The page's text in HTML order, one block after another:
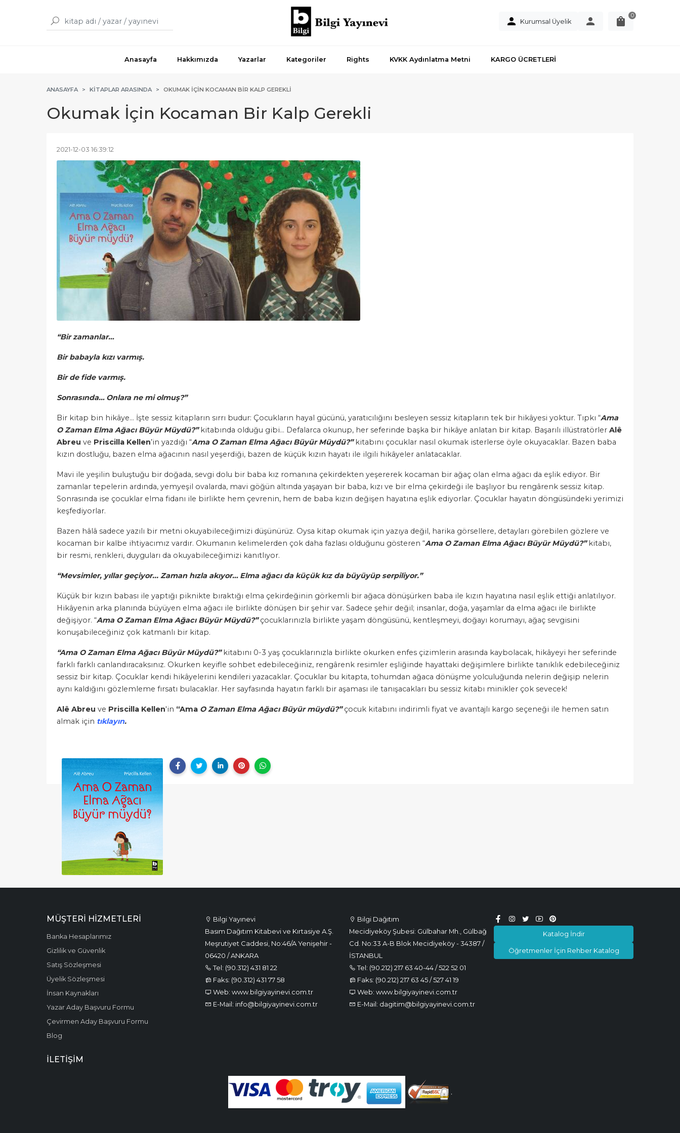
Kurumsal Üyelik
0
Anasayfa Hakkımızda Yazarlar Kategoriler Rights KVKK Aydınlatma Metni KARGO ÜCRETLERİ
ANASAYFA KITAPLAR ARASINDA OKUMAK İÇIN KOCAMAN BIR KALP GEREKLI
Okumak İçin Kocaman Bir Kalp Gerekli
2021-12-03 16:39:12
“Bir zamanlar…
Bir babayla kızı varmış.
Bir de fide varmış.
Sonrasında… Onlara ne mi olmuş?”
Bir kitap bin hikâye… İşte sessiz kitapların sırrı budur: Çocukların hayal gücünü, yaratıcılığını besleyen sessiz kitapların tek bir hikâyesi yoktur. Tıpkı “Ama
O Zaman Elma Ağacı Büyür Müydü?” kitabında olduğu gibi… Defalarca okunup, her seferinde başka bir hikâye anlatan bir kitap. Başarılı illüstratörler Alê
Abreu ve Priscilla Kellen’in yazdığı “Ama O Zaman Elma Ağacı Büyür Müydü?”kitabını çocuklar nasıl okumak isterlerse öyle okuyacaklar. Bazen baba
kızın dostluğu, bazen elma ağacının nasıl yeşerdiği, bazen de küçük kızın hayatı ile ilgili hikâyeler anlatacaklar.
Mavi ile yeşilin buluştuğu bir doğada, sevgi dolu bir baba kız romanına çekirdekten yeşererek kocaman bir ağaç olan elma ağacı da eşlik ediyor. Bir
zamanlar tepelerin ardında, yemyeşil ovalarda, mavi göğün altında yaşayan bir baba, kızı ve bir elma çekirdeği ile başlıyor bu rengârenk sessiz kitap.
Sonrasında ise çocuklar elma fidanı ile birlikte hem çevrenin, hem de baba kızın değişen hayatına eşlik ediyorlar. Çocuklar hayatın döngüsündeki yerimizi
keşfediyorlar.
Bazen hâlâ sadece yazılı bir metni okuyabileceğimizi düşünürüz. Oysa kitap okumak için yazıya değil, harika görsellere, detayları görebilen gözlere ve
kocaman bir kalbe ihtiyacımız vardır. Okumanın kelimelerden çok daha fazlası olduğunu gösteren “Ama O Zaman Elma Ağacı Büyür Müydü?” kitabı,
bir resmi, renkleri, duyguları da okuyabileceğimizi kanıtlıyor.
“Mevsimler, yıllar geçiyor... Zaman hızla akıyor… Elma ağacı da küçük kız da büyüyüp serpiliyor.”
Küçük bir kızın babası ile yaptığı piknikte bıraktığı elma çekirdeğinin görkemli bir ağaca dönüşürken baba ile kızın hayatına nasıl eşlik ettiği anlatılıyor.
Hikâyenin arka planında büyüyen elma ağacı ile birlikte dönüşen bir şehir var. Sadece şehir değil; insanlar, doğa, yaşamlar da elma ağacı ile birlikte
değişiyor. “Ama O Zaman Elma Ağacı Büyür Müydü?”çocuklarınızla birlikte yaşam döngüsünü, kentleşmeyi, doğayı korumayı, ağaç sevgisini
konuşabileceğiniz çok katmanlı bir kitap.
“Ama O Zaman Elma Ağacı Büyür Müydü?”kitabını 0-3 yaş çocuklarınızla birlikte okurken enfes çizimlerin arasında kaybolacak, hikâyeyi her seferinde
farklı farklı canlandıracaksınız. Okurken keyifle sohbet edebileceğiniz, rengârenk resimler eşliğinde hayattaki değişimlere birlikte tanıklık edebileceğiniz
sessiz bir kitap. Çocuklar kendi hikâyelerini kendileri yazacaklar. Çocuklar bu kitapta, tohumdan ağaca dönüşme yolculuğunda nelerin değişip nelerin
aynı kaldığını gözlemleme fırsatı bulacaklar. Her sayfasında hayatın farklı bir aşaması ile tanışacakları bu sessiz kitabı minikler çok sevecek!
Alê Abreu ve Priscilla Kellen'in “Ama O Zaman Elma Ağacı Büyür müydü?”çocuk kitabını indirimli fiyat ve avantajlı kargo seçeneği ile hemen satın
almak için tıklayın.
Bilgi Yayınevi
Basım Dağıtım Kitabevi ve Kırtasiye A.Ş.
Meşrutiyet Caddesi, No:46/A Yenişehir -
06420 / ANKARA
Tel: (90.312) 431 81 22
Faks: (90.312) 431 77 58
Web: www.bilgiyayinevi.com.tr
E-Mail: info@bilgiyayinevi.com.tr
Bilgi Dağıtım
Mecidiyeköy Şubesi: Gülbahar Mh., Gülbağ
Cd. No:33 A-B Blok Mecidiyeköy - 34387 /
İSTANBUL
Tel: (90.212) 217 63 40-44 / 522 52 01
Faks: (90.212) 217 63 45 / 527 41 19
Web: www.bilgiyayinevi.com.tr
E-Mail: dagitim@bilgiyayinevi.com.tr
Katalog İndir
Öğretmenler İçin Rehber Katalog
MÜŞTERI HIZMETLERI
Banka Hesaplarımız
Gizlilik ve Güvenlik
Satış Sözleşmesi
Üyelik Sözleşmesi
İnsan Kaynakları
Yazar Aday Başvuru Formu
Çevirmen Aday Başvuru Formu
Blog
İLETIŞIM
.